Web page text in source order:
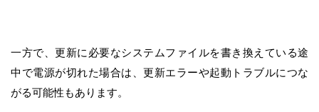
一方で、更新に必要なシステムファイルを書き換えている途
中で電源が切れた場合は、更新エラーや起動トラブルにつな
がる可能性もあります。